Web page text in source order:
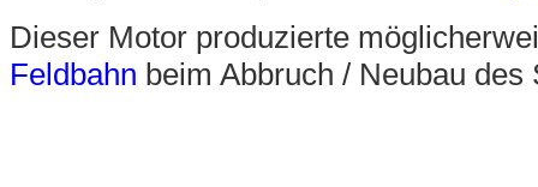
Dieser Motor produzierte
Feldbahn beim Abbruch / Neubau